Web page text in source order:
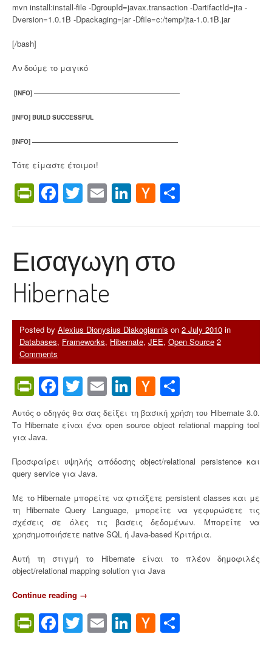
mvn install:install-file -DgroupId=javax.transaction -DartifactId=jta -
Dversion=1.0.1B -Dpackaging=jar -Dfile=c:/temp/jta-1.0.1B.jar
[/bash]
Αν δούμε το μαγικό
[INFO] ————————————————————————
[INFO] BUILD SUCCESSFUL
[INFO] ————————————————————————
Τότε είμαστε έτοιμοι!
PrintFriendly
Facebook
Twitter
EmailLinkedIn
Hacker
Εισαγωγη στο
Hibernate
Posted by Alexius Dionysius Diakogiannis on 2 July 2010 in
Databases, Frameworks, Hibernate, JEE, Open Source 2
Comments
PrintFriendly
Facebook
Twitter
EmailLinkedIn
Hacker
News
Αυτός ο οδηγός θα σας δείξει τη βασική χρήση του Hibernate 3.0.
Το Hibernate είναι ένα open source object relational mapping tool
για Java.
Προσφαίρει υψηλής απόδοσης object/relational persistence και
query service για Java.
Με το Hibernate μπορείτε να φτιάξετε persistent classes και με
τη Hibernate Query Language, μπορείτε να γεφυρώσετε τις
σχέσεις σε όλες τις βασεις δεδομένων. Μπορείτε να
χρησημοποιήσετε native SQL ή Java-based Κριτήρια.
Αυτή τη στιγμή το Hibernate είναι το πλέον δημοφιλές
object/relational mapping solution για Java
Continue reading “
ι
σ
→
PrintFriendly
Facebook
Twitter
EmailLinkedIn
Hacker